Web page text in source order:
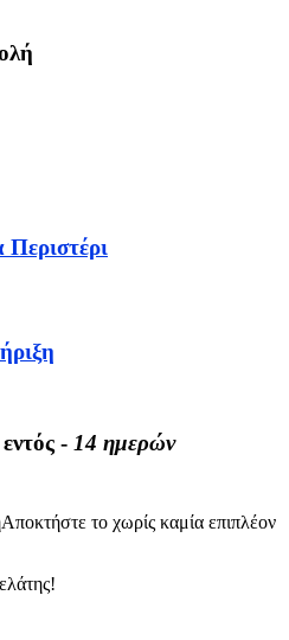
- 14 ημερών
Αποκτήστε το χωρίς καμία επιπλέον